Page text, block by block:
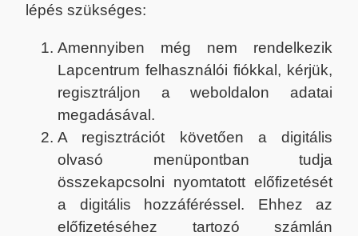
lépés szükséges:
Amennyiben még nem rendelkezik
Lapcentrum felhasználói fiókkal, kérjük,
regisztráljon a weboldalon adatai
megadásával.
A regisztrációt követően a digitális
olvasó menüpontban tudja
összekapcsolni nyomtatott előfizetését
a digitális hozzáféréssel. Ehhez az
előfizetéséhez tartozó számlán